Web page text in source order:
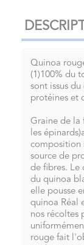
Quinoa
(1)100% du
sont issus
protéines et
Graine de la
les
composition
source de
de fibres. Le
du quinoa
elle pousse
quinoa Réal
nos récoltes
rouge fait